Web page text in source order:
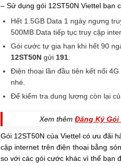
– Sử dụng gói 12ST50N Viettel bạn
Hết 1.5GB Data 1 ngày ngưng
500MB Data tiếp tục truy cập
Gói cước tự gia hạn khi hết 90
12ST50N gửi 191.
Điện thoại lần đầu tiên kết nối 4G
nhé.
Để kiểm tra dung lượng còn lại
Xem thêm Đăng Ký Gói
Gói 12ST50N của Viettel có ưu đãi
cập internet trên điện thoại bằng
so với các gói cước khác vì thế bạn